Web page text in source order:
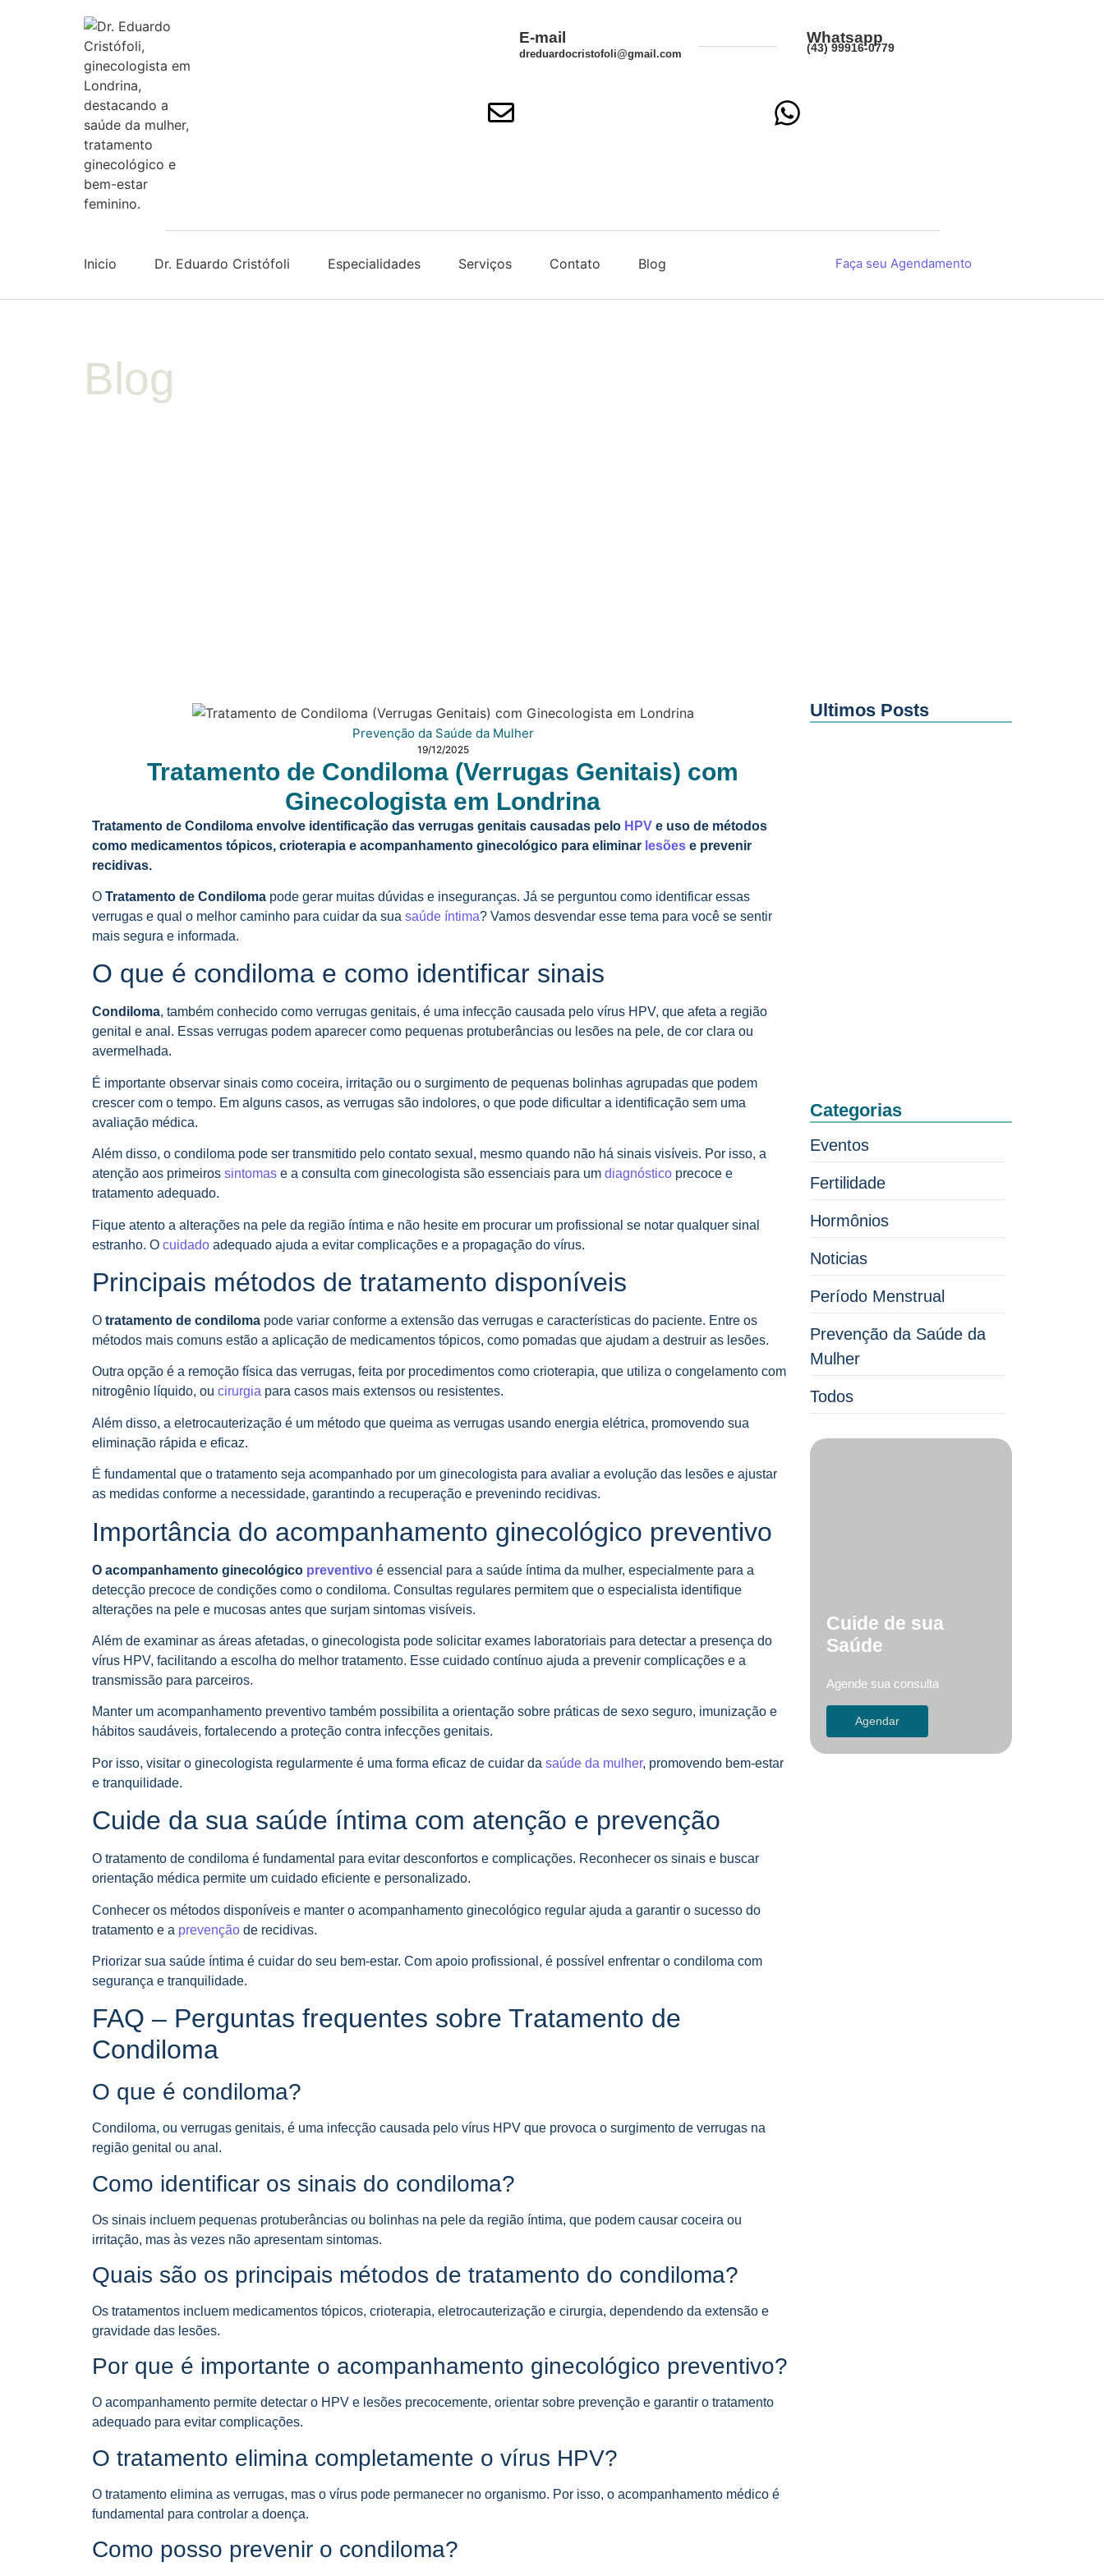
E-mail
dreduardocristofoli@gmail.com
Whatsapp
(43) 99916-0779
Inicio Dr. Eduardo Cristófoli Especialidades Serviços Contato Blog Faça seu Agendamento
Blog
Prevenção da Saúde da Mulher
19/12/2025
Tratamento de Condiloma (Verrugas Genitais) com
Ginecologista em Londrina
Tratamento de Condiloma envolve identificação das verrugas genitais causadas pelo HPV e uso de métodos
como medicamentos tópicos, crioterapia e acompanhamento ginecológico para eliminar lesões e prevenir
recidivas.
O Tratamento de Condiloma pode gerar muitas dúvidas e inseguranças. Já se perguntou como identificar essas
verrugas e qual o melhor caminho para cuidar da sua saúde íntima? Vamos desvendar esse tema para você se sentir
mais segura e informada.
O que é condiloma e como identificar sinais
Condiloma, também conhecido como verrugas genitais, é uma infecção causada pelo vírus HPV, que afeta a região
genital e anal. Essas verrugas podem aparecer como pequenas protuberâncias ou lesões na pele, de cor clara ou
avermelhada.
É importante observar sinais como coceira, irritação ou o surgimento de pequenas bolinhas agrupadas que podem
crescer com o tempo. Em alguns casos, as verrugas são indolores, o que pode dificultar a identificação sem uma
avaliação médica.
Além disso, o condiloma pode ser transmitido pelo contato sexual, mesmo quando não há sinais visíveis. Por isso, a
atenção aos primeiros sintomas e a consulta com ginecologista são essenciais para um diagnóstico precoce e
tratamento adequado.
Fique atento a alterações na pele da região íntima e não hesite em procurar um profissional se notar qualquer sinal
estranho. O cuidado adequado ajuda a evitar complicações e a propagação do vírus.
Principais métodos de tratamento disponíveis
O tratamento de condiloma pode variar conforme a extensão das verrugas e características do paciente. Entre os
métodos mais comuns estão a aplicação de medicamentos tópicos, como pomadas que ajudam a destruir as lesões.
Outra opção é a remoção física das verrugas, feita por procedimentos como crioterapia, que utiliza o congelamento com
nitrogênio líquido, ou cirurgia para casos mais extensos ou resistentes.
Além disso, a eletrocauterização é um método que queima as verrugas usando energia elétrica, promovendo sua
eliminação rápida e eficaz.
É fundamental que o tratamento seja acompanhado por um ginecologista para avaliar a evolução das lesões e ajustar
as medidas conforme a necessidade, garantindo a recuperação e prevenindo recidivas.
Importância do acompanhamento ginecológico preventivo
O acompanhamento ginecológico preventivo é essencial para a saúde íntima da mulher, especialmente para a
detecção precoce de condições como o condiloma. Consultas regulares permitem que o especialista identifique
alterações na pele e mucosas antes que surjam sintomas visíveis.
Além de examinar as áreas afetadas, o ginecologista pode solicitar exames laboratoriais para detectar a presença do
vírus HPV, facilitando a escolha do melhor tratamento. Esse cuidado contínuo ajuda a prevenir complicações e a
transmissão para parceiros.
Manter um acompanhamento preventivo também possibilita a orientação sobre práticas de sexo seguro, imunização e
hábitos saudáveis, fortalecendo a proteção contra infecções genitais.
Por isso, visitar o ginecologista regularmente é uma forma eficaz de cuidar da saúde da mulher, promovendo bem-estar
e tranquilidade.
Cuide da sua saúde íntima com atenção e prevenção
O tratamento de condiloma é fundamental para evitar desconfortos e complicações. Reconhecer os sinais e buscar
orientação médica permite um cuidado eficiente e personalizado.
Conhecer os métodos disponíveis e manter o acompanhamento ginecológico regular ajuda a garantir o sucesso do
tratamento e a prevenção de recidivas.
Priorizar sua saúde íntima é cuidar do seu bem-estar. Com apoio profissional, é possível enfrentar o condiloma com
segurança e tranquilidade.
FAQ – Perguntas frequentes sobre Tratamento de
Condiloma
O que é condiloma?
Condiloma, ou verrugas genitais, é uma infecção causada pelo vírus HPV que provoca o surgimento de verrugas na
região genital ou anal.
Como identificar os sinais do condiloma?
Os sinais incluem pequenas protuberâncias ou bolinhas na pele da região íntima, que podem causar coceira ou
irritação, mas às vezes não apresentam sintomas.
Quais são os principais métodos de tratamento do condiloma?
Os tratamentos incluem medicamentos tópicos, crioterapia, eletrocauterização e cirurgia, dependendo da extensão e
gravidade das lesões.
Por que é importante o acompanhamento ginecológico preventivo?
O acompanhamento permite detectar o HPV e lesões precocemente, orientar sobre prevenção e garantir o tratamento
adequado para evitar complicações.
O tratamento elimina completamente o vírus HPV?
O tratamento elimina as verrugas, mas o vírus pode permanecer no organismo. Por isso, o acompanhamento médico é
fundamental para controlar a doença.
Como posso prevenir o condiloma?
Ultimos Posts
Categorias
Eventos
Fertilidade
Hormônios
Noticias
Período Menstrual
Prevenção da Saúde da
Mulher
Todos
Cuide de sua
Saúde
Agende sua consulta
Agendar